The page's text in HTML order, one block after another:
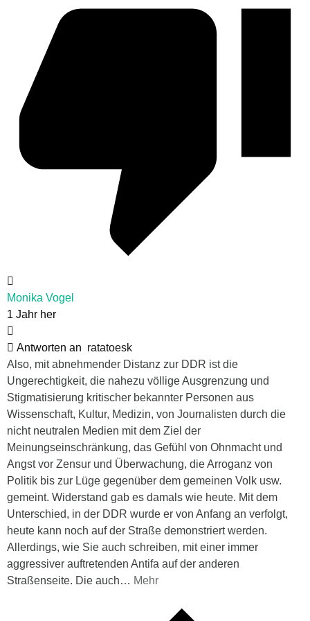
Monika Vogel
1 Jahr her
Antworten an ratatoesk
Also, mit abnehmender Distanz zur DDR ist die
Ungerechtigkeit, die nahezu völlige Ausgrenzung und
Stigmatisierung kritischer bekannter Personen aus
Wissenschaft, Kultur, Medizin, von Journalisten durch die
nicht neutralen Medien mit dem Ziel der
Meinungseinschränkung, das Gefühl von Ohnmacht und
Angst vor Zensur und Überwachung, die Arroganz von
Politik bis zur Lüge gegenüber dem gemeinen Volk usw.
gemeint. Widerstand gab es damals wie heute. Mit dem
Unterschied, in der DDR wurde er von Anfang an verfolgt,
heute kann noch auf der Straße demonstriert werden.
Allerdings, wie Sie auch schreiben, mit einer immer
aggressiver auftretenden Antifa auf der anderen
Straßenseite. Die auch… Mehr